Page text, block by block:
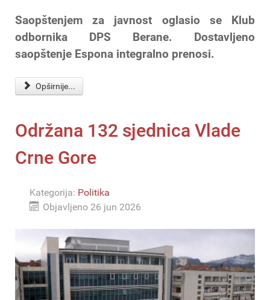
Saopštenjem za javnost oglasio se Klub
odbornika DPS Berane. Dostavljeno
saopštenje Espona integralno prenosi.
Opširnije...
Održana 132 sjednica Vlade
Crne Gore
Kategorija: Politika
Objavljeno 26 jun 2026